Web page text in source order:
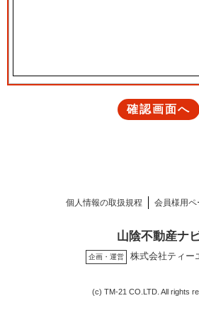
個人情報の取扱規程 会員様用ペ
山陰不動産ナ
企画・運営 株式会社ティー
(c) TM-21 CO.LTD. All rights